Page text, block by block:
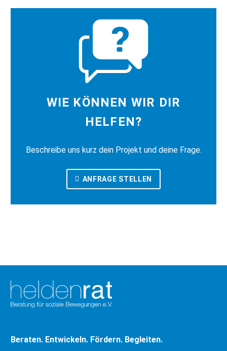
WIE KÖNNEN WIR DIR
HELFEN?
Beschreibe uns kurz dein Projekt und deine Frage.
ANFRAGE STELLEN
Beraten. Entwickeln. Fördern. Begleiten.